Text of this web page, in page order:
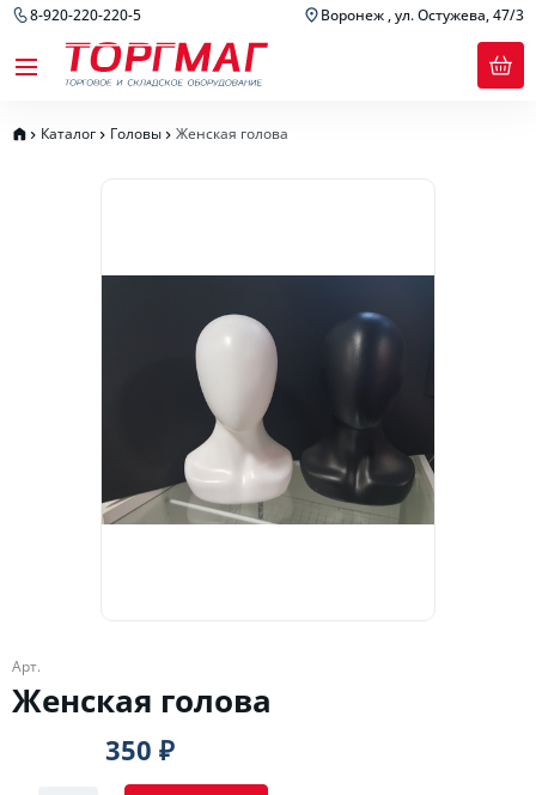
8-920-220-220-5 Воронеж , ул. Остужева, 47/3
Каталог Головы Женская голова
Арт.
Женская голова
350 ₽